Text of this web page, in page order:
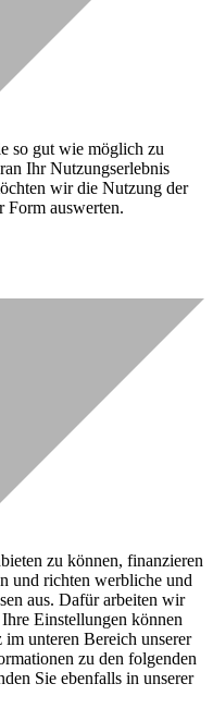
so gut wie möglich zu
Ihr Nutzungserlebnis
wir die Nutzung der
Form auswerten.
zu können, finanzieren
und richten werbliche und
aus. Dafür arbeiten wir
Einstellungen können
unteren Bereich unserer
zu den folgenden
Sie ebenfalls in unserer